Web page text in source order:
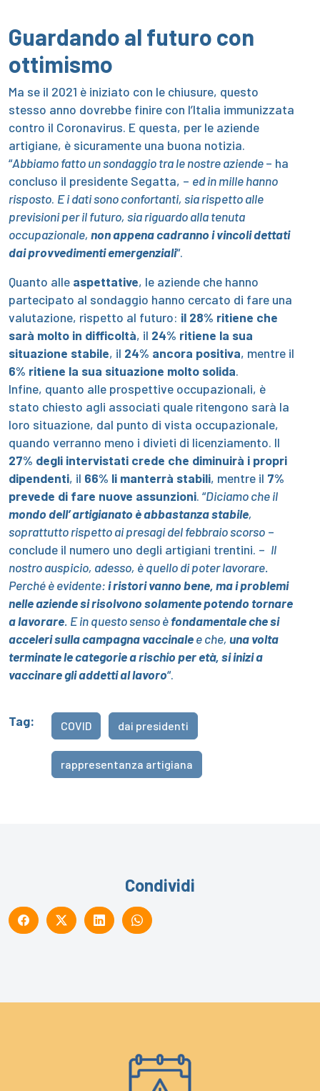
Guardando al futuro con
ottimismo
Ma se il 2021 è iniziato con le chiusure, questo
stesso anno dovrebbe finire con l’Italia immunizzata
contro il Coronavirus. E questa, per le aziende
artigiane, è sicuramente una buona notizia.
“Abbiamo fatto un sondaggio tra le nostre aziende– ha
concluso il presidente Segatta, – ed­ in mille hanno
risposto. E i dati sono confortanti, sia rispetto alle
previsioni per il futuro, sia riguardo alla tenuta
occupazionale, non appena cadranno i vincoli dettati
dai provvedimenti emergenziali“.
Quanto alle aspettative, le aziende che hanno
partecipato al sondaggio hanno cercato di fare una
valutazione, rispetto al futuro: il 28% ritiene che
sarà molto in difficoltà, il 24% ritiene la sua
situazione stabile, il 24% ancora positiva, mentre il
6% ritiene la sua situazione molto solida.
Infine, quanto alle prospettive occupazionali, è
stato chiesto agli associati quale ritengono sarà la
loro situazione, dal punto di vista occupazionale,
quando verranno meno i divieti di licenziamento. Il
27% degli intervistati crede che diminuirà i propri
dipendenti, il 66% li manterrà stabili, mentre il 7%
prevede di fare nuove assunzioni. “Diciamo che il
mondo dell’ artigianato è abbastanza stabile,
soprattutto rispetto ai presagi del febbraio scorso –
conclude il numero uno degli artigiani trentini. – ­ Il
nostro auspicio, adesso, è quello di poter lavorare.
Perché è evidente:i ristori vanno bene, ma i problemi
nelle aziende si risolvono solamente potendo tornare
a lavorare. E in questo senso èfondamentale che si
acceleri sulla campagna vaccinalee che, una volta
terminate le categorie a rischio per età, si inizi a
vaccinare gli addetti al lavoro“.
Tag: COVID dai presidenti
rappresentanza artigiana
Condividi